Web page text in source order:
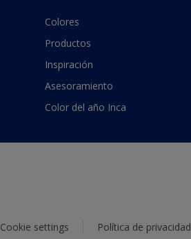
Colores
Productos
Inspiración
Asesoramiento
Color del año Inca
Cookie settings Política de privacidad